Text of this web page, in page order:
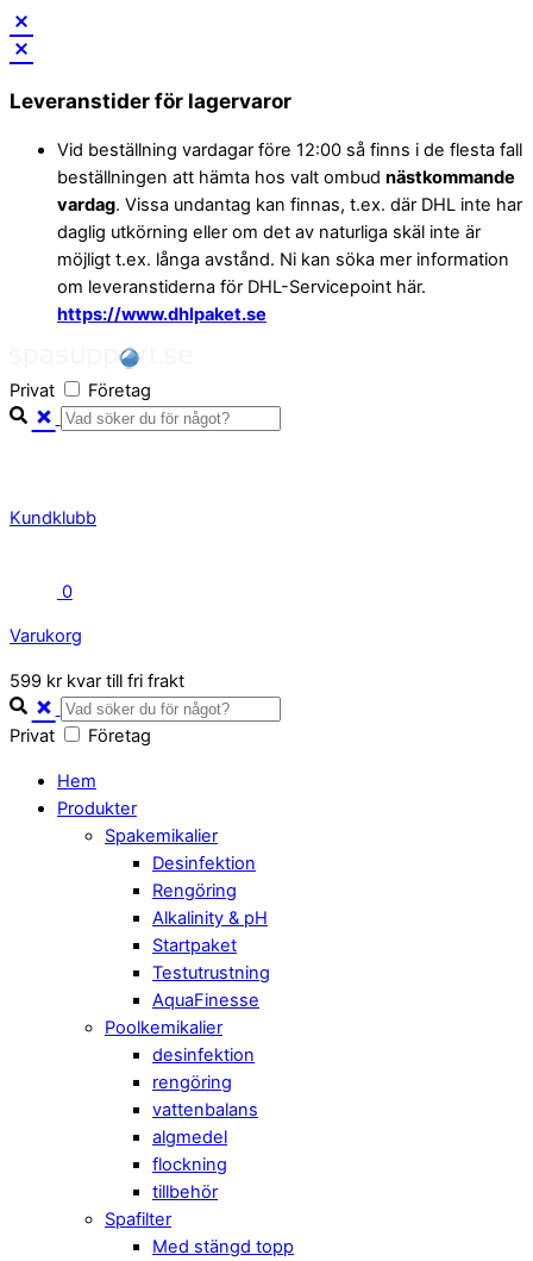
Skip
content
Leveranstider för lagervaror
Vid beställning vardagar före 12:00 så finns i de flesta fall
beställningen att hämta hos valt ombud nästkommande
vardag. Vissa undantag kan finnas, t.ex. där DHL inte har
daglig utkörning eller om det av naturliga skäl inte är
möjligt t.ex. långa avstånd. Ni kan söka mer information
om leveranstiderna för DHL-Servicepoint här.
https://www.dhlpaket.se
Privat Företag
Kundklubb
0
Varukorg
Close
Cart
599 kr kvar till fri frakt
Privat Företag
Hem
Produkter
Spakemikalier
Desinfektion
Rengöring
Alkalinity & pH
Startpaket
Testutrustning
AquaFinesse
Poolkemikalier
desinfektion
rengöring
vattenbalans
algmedel
flockning
tillbehör
Spafilter
Med stängd topp